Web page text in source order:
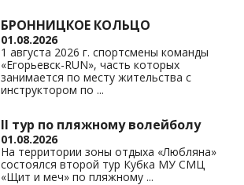
БРОННИЦКОЕ КОЛЬЦО
01.08.2026
1 августа 2026 г. спортсмены команды
«Егорьевск-RUN», часть которых
занимается по месту жительства с
инструктором по ...
II тур по пляжному волейболу
01.08.2026
На территории зоны отдыха «Любляна»
состоялся второй тур Кубка МУ СМЦ
«Щит и меч» по пляжному ...